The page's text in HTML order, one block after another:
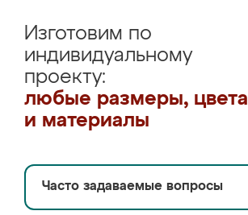
Изготовим по
индивидуальному
проекту:
любые размеры, цвета
и материалы
Часто задаваемые вопросы